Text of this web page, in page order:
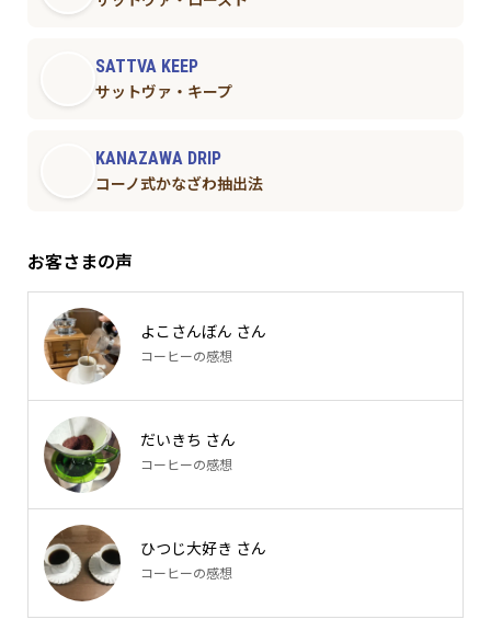
SATTVA KEEP
サットヴァ・キープ
KANAZAWA DRIP
コーノ式かなざわ抽出法
お客さまの声
よこさんぼん さん
コーヒーの感想
だいきち さん
コーヒーの感想
ひつじ大好き さん
コーヒーの感想